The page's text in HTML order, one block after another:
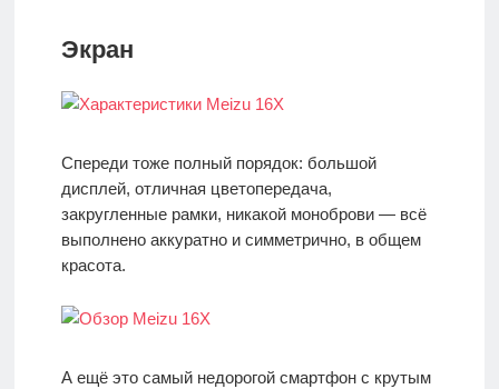
Экран
Спереди тоже полный порядок: большой
дисплей, отличная цветопередача,
закругленные рамки, никакой моноброви — всё
выполнено аккуратно и симметрично, в общем
красота.
А ещё это самый недорогой смартфон с крутым